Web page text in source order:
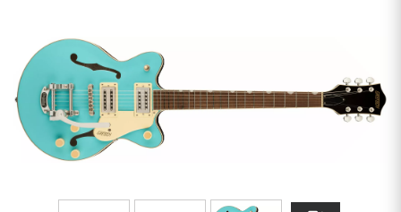
Synths & samplers
Home-studio
Hoofdtelefoon